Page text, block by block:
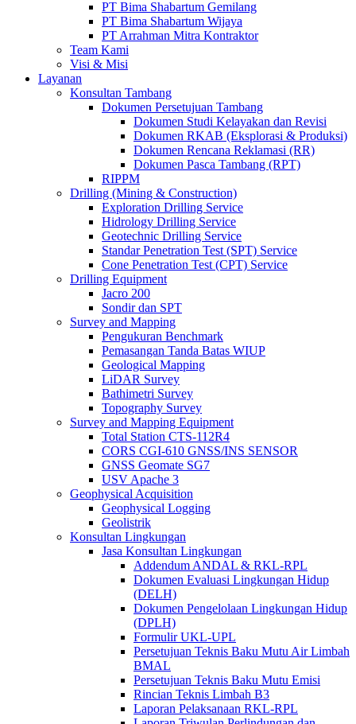
PT Bima Shabartum Gemilang
PT Bima Shabartum Wijaya
PT Arrahman Mitra Kontraktor
Team Kami
Visi & Misi
Layanan
Konsultan Tambang
Dokumen Persetujuan Tambang
Dokumen Studi Kelayakan dan Revisi
Dokumen RKAB (Eksplorasi & Produksi)
Dokumen Rencana Reklamasi (RR)
Dokumen Pasca Tambang (RPT)
RIPPM
Drilling (Mining & Construction)
Exploration Drilling Service
Hidrology Drilling Service
Geotechnic Drilling Service
Standar Penetration Test (SPT) Service
Cone Penetration Test (CPT) Service
Drilling Equipment
Jacro 200
Sondir dan SPT
Survey and Mapping
Pengukuran Benchmark
Pemasangan Tanda Batas WIUP
Geological Mapping
LiDAR Survey
Bathimetri Survey
Topography Survey
Survey and Mapping Equipment
Total Station CTS-112R4
CORS CGI-610 GNSS/INS SENSOR
GNSS Geomate SG7
USV Apache 3
Geophysical Acquisition
Geophysical Logging
Geolistrik
Konsultan Lingkungan
Jasa Konsultan Lingkungan
Addendum ANDAL & RKL-RPL
Dokumen Evaluasi Lingkungan Hidup
(DELH)
Dokumen Pengelolaan Lingkungan Hidup
(DPLH)
Formulir UKL-UPL
Persetujuan Teknis Baku Mutu Air Limbah
BMAL
Persetujuan Teknis Baku Mutu Emisi
Rincian Teknis Limbah B3
Laporan Pelaksanaan RKL-RPL